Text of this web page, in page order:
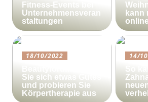
Fitness-Events bei
Unternehmensveran
staltungen
kann
18/10/2022
Sie sich etwas Gutes
und probieren Sie
Körpertherapie aus
14/